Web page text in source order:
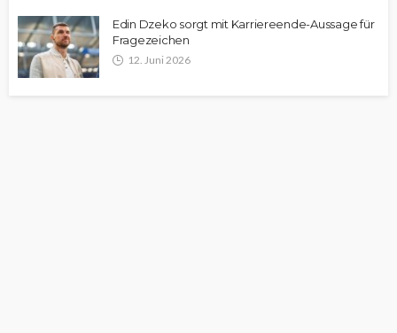
Edin Dzeko sorgt mit Karriereende-Aussage für
Fragezeichen
12. Juni 2026